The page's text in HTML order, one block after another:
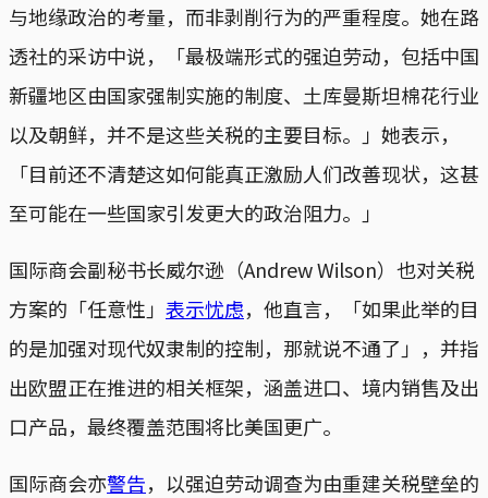
与地缘政治的考量，而非剥削行为的严重程度。她在路
透社的采访中说，「最极端形式的强迫劳动，包括中国
新疆地区由国家强制实施的制度、土库曼斯坦棉花行业
以及朝鲜，并不是这些关税的主要目标。」她表示，
「目前还不清楚这如何能真正激励人们改善现状，这甚
至可能在一些国家引发更大的政治阻力。」
国际商会副秘书长威尔逊（Andrew Wilson）也对关税
方案的「任意性」 表示忧虑，他直言，「如果此举的目
的是加强对现代奴隶制的控制，那就说不通了」，并指
出欧盟正在推进的相关框架，涵盖进口、境内销售及出
口产品，最终覆盖范围将比美国更广。
国际商会亦警告，以强迫劳动调查为由重建关税壁垒的